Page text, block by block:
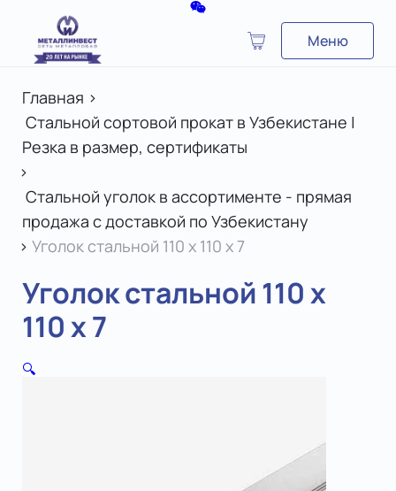
Меню
Главная >
Стальной сортовой прокат в Узбекистане |
Резка в размер, сертификаты
>
Стальной уголок в ассортименте - прямая
продажа с доставкой по Узбекистану
> Уголок стальной 110 х 110 x 7
Уголок стальной 110 х
110 x 7
🔍